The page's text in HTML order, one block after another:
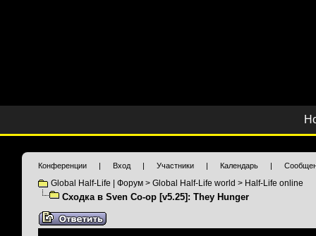
Конференции | Вход | Участники | Календарь |
Global Half-Life | Форум > Global Half-Life world > Half-Life online
Сходка в Sven Co-op [v5.25]: They Hunger